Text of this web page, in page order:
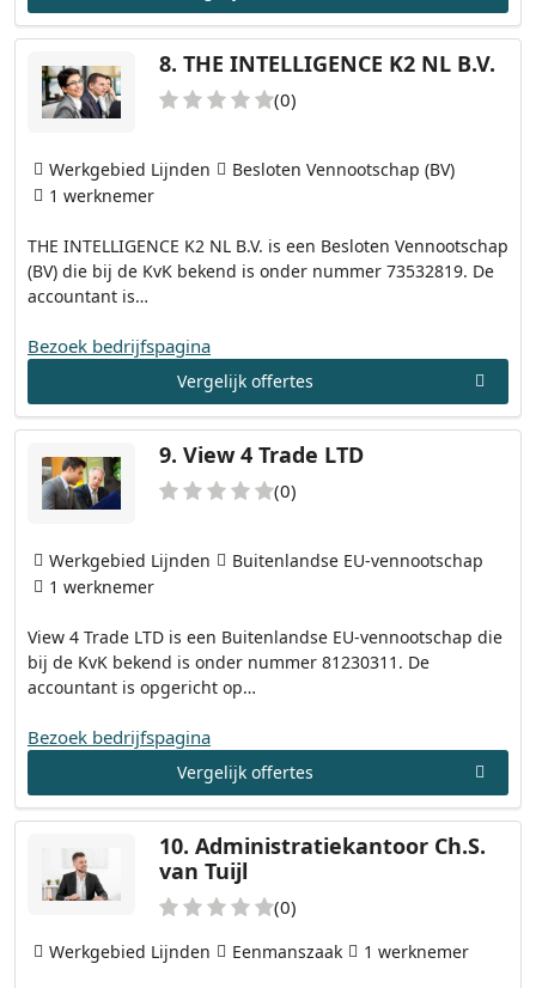
8. THE INTELLIGENCE K2 NL B.V.
(0)
THE INTELLIGENCE K2 NL B.V. is een Besloten Vennootschap
(BV) die bij de KvK bekend is onder nummer 73532819. De
accountant is…
Werkgebied Lijnden
Besloten Vennootschap (BV)
1 werknemer
Bezoek bedrijfspagina
Vergelijk offertes
9. View 4 Trade LTD
(0)
View 4 Trade LTD is een Buitenlandse EU-vennootschap die
bij de KvK bekend is onder nummer 81230311. De
accountant is opgericht op…
Werkgebied Lijnden
Buitenlandse EU-vennootschap
1 werknemer
Bezoek bedrijfspagina
Vergelijk offertes
10. Administratiekantoor Ch.S.
van Tuijl
(0)
Werkgebied Lijnden Eenmanszaak 1 werknemer